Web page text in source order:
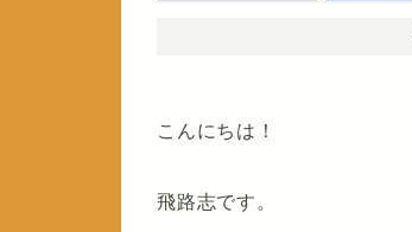
こんにちは！
飛路志です。